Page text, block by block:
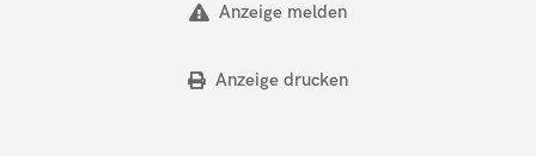
Anzeige melden
Anzeige drucken